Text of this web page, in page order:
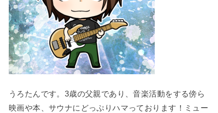
うろたんです。3歳の父親であり、音楽活動をする傍ら
映画や本、サウナにどっぷりハマっております！ミュー